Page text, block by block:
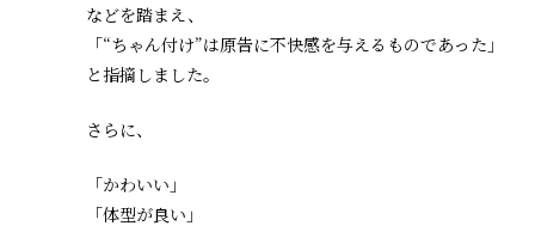
などを踏まえ、
「“ちゃん付け”は原告に不快感を与えるものであった」
と指摘しました。
さらに、
「かわいい」
「体型が良い」